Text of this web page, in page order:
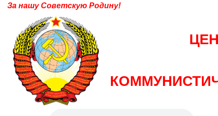
За нашу Советскую Родину!